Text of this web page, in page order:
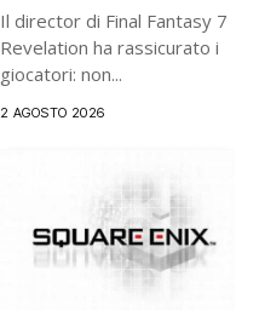
Il director di Final Fantasy 7
Revelation ha rassicurato i
giocatori: non...
2 AGOSTO 2026